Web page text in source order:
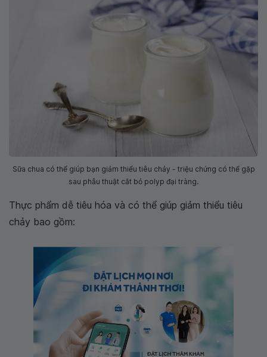
Sữa chua có thể giúp bạn giảm thiểu tiêu chảy - triệu chứng có thể gặp
sau phẫu thuật cắt bỏ polyp đại tràng.
Thực phẩm dễ tiêu hóa và có thể giúp giảm thiểu tiêu
chảy bao gồm: